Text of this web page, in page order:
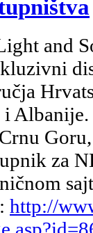
and
za
http://